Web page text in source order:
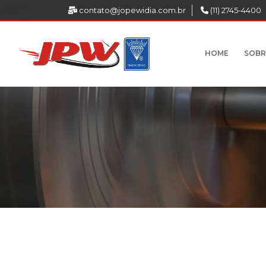
contato@jopewidia.com.br (11) 2745-4400
HOME